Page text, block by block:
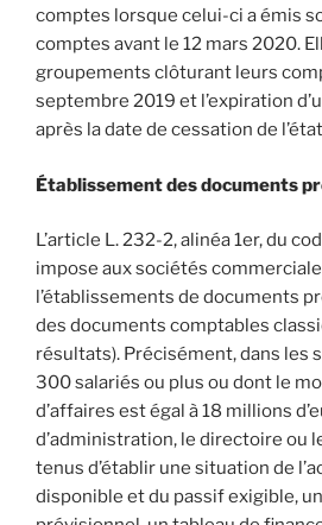
comptes lorsque celui-ci a émis
comptes avant le 12 mars 2020.
groupements clôturant leurs
septembre 2019 et l’expiration
après la date de cessation de
Établissement des documents
L’article L. 232-2, alinéa 1er, du
impose aux sociétés
l’établissements de documents
des documents comptables
résultats). Précisément, dans les
300 salariés ou plus ou dont le
d’affaires est égal à 18 millions
d’administration, le directoire ou
tenus d’établir une situation de
disponible et du passif exigible,